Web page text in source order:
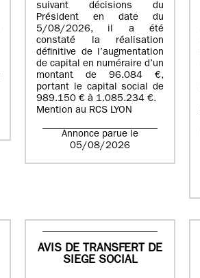
suivant décisions du
Président en date du
5/08/2026, il a été
constaté la réalisation
définitive de l’augmentation
de capital en numéraire d’un
montant de 96.084 €,
portant le capital social de
989.150 € à 1.085.234 €.
Mention au RCS LYON
Annonce parue le
05/08/2026
AVIS DE TRANSFERT DE
SIEGE SOCIAL